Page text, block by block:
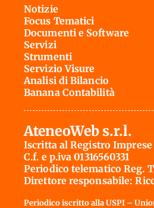
Notizie
Focus Tematici
Documenti e Software
Servizi
Strumenti
Servizio Visure
Analisi di Bilancio
Banana Contabilità
AteneoWeb s.r.l.
Iscritta al Registro Imprese
C.f. e p.iva 01316560331
Periodico telematico Reg.
Direttore responsabile:
Periodico iscritto alla USPI –